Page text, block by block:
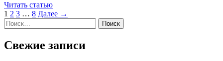
Читать статью
1 2 3 … 8 Далее →
Найти:
Свежие записи